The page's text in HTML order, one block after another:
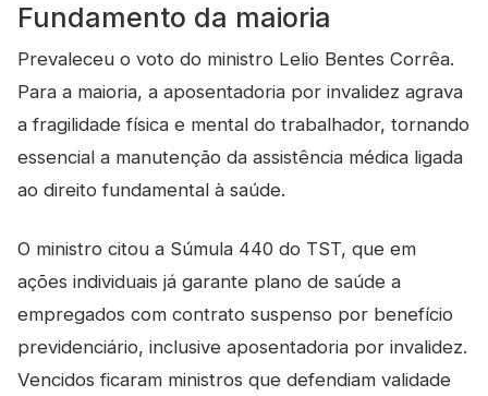
Fundamento da maioria
Prevaleceu o voto do ministro Lelio Bentes Corrêa.
Para a maioria, a aposentadoria por invalidez agrava
a fragilidade física e mental do trabalhador, tornando
essencial a manutenção da assistência médica ligada
ao direito fundamental à saúde.
O ministro citou a Súmula 440 do TST, que em
ações individuais já garante plano de saúde a
empregados com contrato suspenso por benefício
previdenciário, inclusive aposentadoria por invalidez.
Vencidos ficaram ministros que defendiam validade